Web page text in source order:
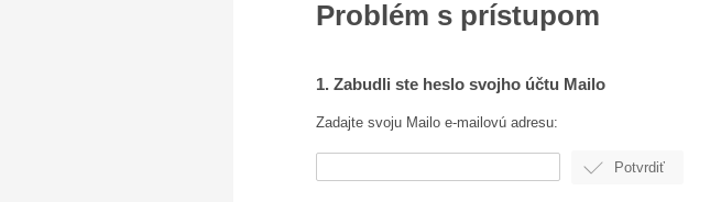
Problém s prístupom
1. Zabudli ste heslo svojho účtu Mailo
Zadajte svoju Mailo e-mailovú adresu: